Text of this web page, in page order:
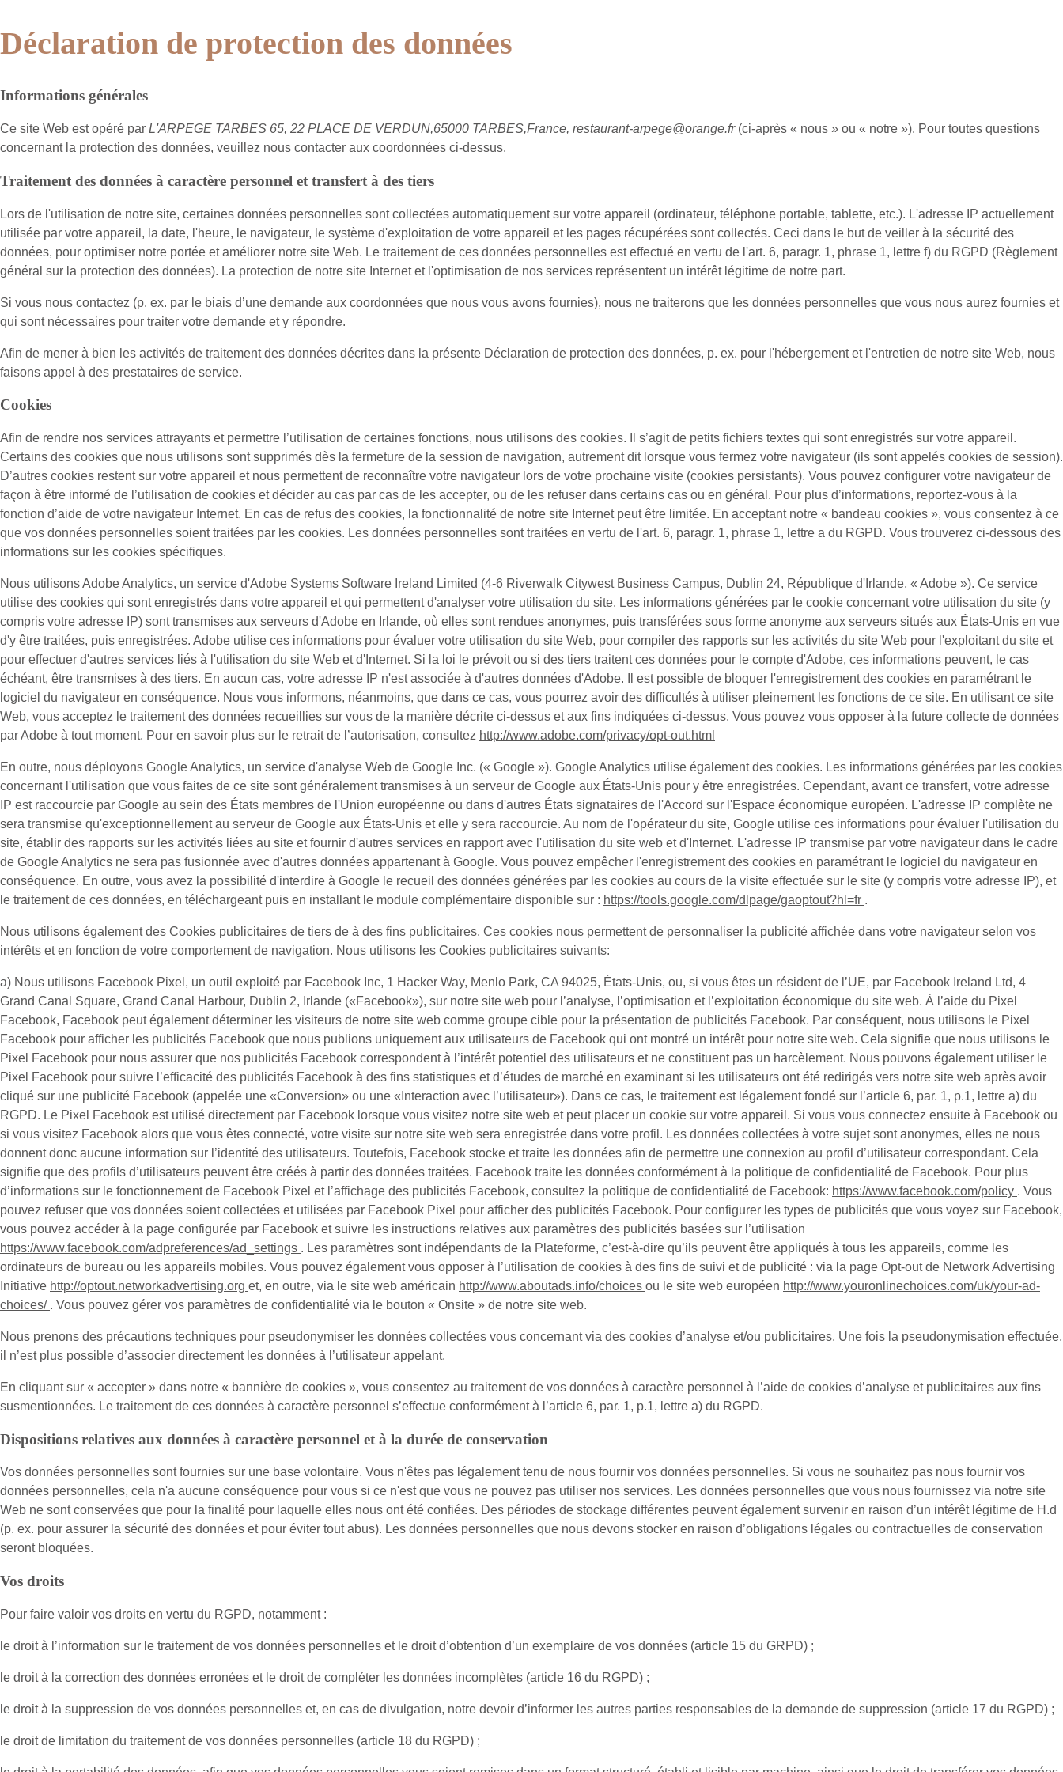
Déclaration de protection des données
Informations générales
Ce site Web est opéré par L'ARPEGE TARBES 65, 22 PLACE DE VERDUN,65000 TARBES,France, restaurant-arpege@orange.fr (ci-après « nous » ou « notre »). Pour toutes questions
concernant la protection des données, veuillez nous contacter aux coordonnées ci-dessus.
Traitement des données à caractère personnel et transfert à des tiers
Lors de l'utilisation de notre site, certaines données personnelles sont collectées automatiquement sur votre appareil (ordinateur, téléphone portable, tablette, etc.). L'adresse IP actuellement
utilisée par votre appareil, la date, l'heure, le navigateur, le système d'exploitation de votre appareil et les pages récupérées sont collectés. Ceci dans le but de veiller à la sécurité des
données, pour optimiser notre portée et améliorer notre site Web. Le traitement de ces données personnelles est effectué en vertu de l'art. 6, paragr. 1, phrase 1, lettre f) du RGPD (Règlement
général sur la protection des données). La protection de notre site Internet et l'optimisation de nos services représentent un intérêt légitime de notre part.
Si vous nous contactez (p. ex. par le biais d’une demande aux coordonnées que nous vous avons fournies), nous ne traiterons que les données personnelles que vous nous aurez fournies et
qui sont nécessaires pour traiter votre demande et y répondre.
Afin de mener à bien les activités de traitement des données décrites dans la présente Déclaration de protection des données, p. ex. pour l'hébergement et l'entretien de notre site Web, nous
faisons appel à des prestataires de service.
Cookies
Afin de rendre nos services attrayants et permettre l’utilisation de certaines fonctions, nous utilisons des cookies. Il s’agit de petits fichiers textes qui sont enregistrés sur votre appareil.
Certains des cookies que nous utilisons sont supprimés dès la fermeture de la session de navigation, autrement dit lorsque vous fermez votre navigateur (ils sont appelés cookies de session).
D’autres cookies restent sur votre appareil et nous permettent de reconnaître votre navigateur lors de votre prochaine visite (cookies persistants). Vous pouvez configurer votre navigateur de
façon à être informé de l’utilisation de cookies et décider au cas par cas de les accepter, ou de les refuser dans certains cas ou en général. Pour plus d’informations, reportez-vous à la
fonction d’aide de votre navigateur Internet. En cas de refus des cookies, la fonctionnalité de notre site Internet peut être limitée. En acceptant notre « bandeau cookies », vous consentez à ce
que vos données personnelles soient traitées par les cookies. Les données personnelles sont traitées en vertu de l'art. 6, paragr. 1, phrase 1, lettre a du RGPD. Vous trouverez ci-dessous des
informations sur les cookies spécifiques.
Nous utilisons Adobe Analytics, un service d'Adobe Systems Software Ireland Limited (4-6 Riverwalk Citywest Business Campus, Dublin 24, République d'Irlande, « Adobe »). Ce service
utilise des cookies qui sont enregistrés dans votre appareil et qui permettent d'analyser votre utilisation du site. Les informations générées par le cookie concernant votre utilisation du site (y
compris votre adresse IP) sont transmises aux serveurs d'Adobe en Irlande, où elles sont rendues anonymes, puis transférées sous forme anonyme aux serveurs situés aux États-Unis en vue
d'y être traitées, puis enregistrées. Adobe utilise ces informations pour évaluer votre utilisation du site Web, pour compiler des rapports sur les activités du site Web pour l'exploitant du site et
pour effectuer d'autres services liés à l'utilisation du site Web et d'Internet. Si la loi le prévoit ou si des tiers traitent ces données pour le compte d'Adobe, ces informations peuvent, le cas
échéant, être transmises à des tiers. En aucun cas, votre adresse IP n'est associée à d'autres données d'Adobe. Il est possible de bloquer l'enregistrement des cookies en paramétrant le
logiciel du navigateur en conséquence. Nous vous informons, néanmoins, que dans ce cas, vous pourrez avoir des difficultés à utiliser pleinement les fonctions de ce site. En utilisant ce site
Web, vous acceptez le traitement des données recueillies sur vous de la manière décrite ci-dessus et aux fins indiquées ci-dessus. Vous pouvez vous opposer à la future collecte de données
par Adobe à tout moment. Pour en savoir plus sur le retrait de l’autorisation, consultez http://www.adobe.com/privacy/opt-out.html
En outre, nous déployons Google Analytics, un service d'analyse Web de Google Inc. (« Google »). Google Analytics utilise également des cookies. Les informations générées par les cookies
concernant l'utilisation que vous faites de ce site sont généralement transmises à un serveur de Google aux États-Unis pour y être enregistrées. Cependant, avant ce transfert, votre adresse
IP est raccourcie par Google au sein des États membres de l'Union européenne ou dans d'autres États signataires de l'Accord sur l'Espace économique européen. L'adresse IP complète ne
sera transmise qu'exceptionnellement au serveur de Google aux États-Unis et elle y sera raccourcie. Au nom de l'opérateur du site, Google utilise ces informations pour évaluer l'utilisation du
site, établir des rapports sur les activités liées au site et fournir d'autres services en rapport avec l'utilisation du site web et d'Internet. L'adresse IP transmise par votre navigateur dans le cadre
de Google Analytics ne sera pas fusionnée avec d'autres données appartenant à Google. Vous pouvez empêcher l'enregistrement des cookies en paramétrant le logiciel du navigateur en
conséquence. En outre, vous avez la possibilité d'interdire à Google le recueil des données générées par les cookies au cours de la visite effectuée sur le site (y compris votre adresse IP), et
le traitement de ces données, en téléchargeant puis en installant le module complémentaire disponible sur : https://tools.google.com/dlpage/gaoptout?hl=fr .
Nous utilisons également des Cookies publicitaires de tiers de à des fins publicitaires. Ces cookies nous permettent de personnaliser la publicité affichée dans votre navigateur selon vos
intérêts et en fonction de votre comportement de navigation. Nous utilisons les Cookies publicitaires suivants:
a) Nous utilisons Facebook Pixel , un outil exploité par Facebook Inc, 1 Hacker Way, Menlo Park, CA 94025, États-Unis, ou, si vous êtes un résident de l’UE, par Facebook Ireland Ltd, 4
Grand Canal Square, Grand Canal Harbour, Dublin 2, Irlande («Facebook»), sur notre site web pour l’analyse, l’optimisation et l’exploitation économique du site web. À l’aide du Pixel
Facebook, Facebook peut également déterminer les visiteurs de notre site web comme groupe cible pour la présentation de publicités Facebook. Par conséquent, nous utilisons le Pixel
Facebook pour afficher les publicités Facebook que nous publions uniquement aux utilisateurs de Facebook qui ont montré un intérêt pour notre site web. Cela signifie que nous utilisons le
Pixel Facebook pour nous assurer que nos publicités Facebook correspondent à l’intérêt potentiel des utilisateurs et ne constituent pas un harcèlement. Nous pouvons également utiliser le
Pixel Facebook pour suivre l’efficacité des publicités Facebook à des fins statistiques et d’études de marché en examinant si les utilisateurs ont été redirigés vers notre site web après avoir
cliqué sur une publicité Facebook (appelée une «Conversion» ou une « Interaction avec l’utilisateur»). Dans ce cas, le traitement est légalement fondé sur l’article 6, par. 1, p.1, lettre a) du
RGPD. Le Pixel Facebook est utilisé directement par Facebook lorsque vous visitez notre site web et peut placer un cookie sur votre appareil. Si vous vous connectez ensuite à Facebook ou
si vous visitez Facebook alors que vous êtes connecté, votre visite sur notre site web sera enregistrée dans votre profil. Les données collectées à votre sujet sont anonymes, elles ne nous
donnent donc aucune information sur l’identité des utilisateurs. Toutefois, Facebook stocke et traite les données afin de permettre une connexion au profil d’utilisateur correspondant. Cela
signifie que des profils d’utilisateurs peuvent être créés à partir des données traitées. Facebook traite les données conformément à la politique de confidentialité de Facebook. Pour plus
d’informations sur le fonctionnement de Facebook Pixel et l’affichage des publicités Facebook, consultez la politique de confidentialité de Facebook: https://www.facebook.com/policy . Vous
pouvez refuser que vos données soient collectées et utilisées par Facebook Pixel pour afficher des publicités Facebook. Pour configurer les types de publicités que vous voyez sur Facebook,
vous pouvez accéder à la page configurée par Facebook et suivre les instructions relatives aux paramètres des publicités basées sur l’utilisation
https://www.facebook.com/adpreferences/ad_settings . Les paramètres sont indépendants de la Plateforme, c’est-à-dire qu’ils peuvent être appliqués à tous les appareils, comme les
ordinateurs de bureau ou les appareils mobiles. Vous pouvez également vous opposer à l’utilisation de cookies à des fins de suivi et de publicité : via la page Opt-out de Network Advertising
Initiative http://optout.networkadvertising.org et, en outre, via le site web américain http://www.aboutads.info/choices ou le site web européen http://www.youronlinechoices.com/uk/your-ad-
choices/ . Vous pouvez gérer vos paramètres de confidentialité via le bouton « Onsite » de notre site web.
Nous prenons des précautions techniques pour pseudonymiser les données collectées vous concernant via des cookies d’analyse et/ou publicitaires. Une fois la pseudonymisation effectuée,
il n’est plus possible d’associer directement les données à l’utilisateur appelant.
En cliquant sur « accepter » dans notre « bannière de cookies », vous consentez au traitement de vos données à caractère personnel à l’aide de cookies d’analyse et publicitaires aux fins
susmentionnées. Le traitement de ces données à caractère personnel s’effectue conformément à l’article 6, par. 1, p.1, lettre a) du RGPD.
Dispositions relatives aux données à caractère personnel et à la durée de conservation
Vos données personnelles sont fournies sur une base volontaire. Vous n'êtes pas légalement tenu de nous fournir vos données personnelles. Si vous ne souhaitez pas nous fournir vos
données personnelles, cela n'a aucune conséquence pour vous si ce n'est que vous ne pouvez pas utiliser nos services. Les données personnelles que vous nous fournissez via notre site
Web ne sont conservées que pour la finalité pour laquelle elles nous ont été confiées. Des périodes de stockage différentes peuvent également survenir en raison d’un intérêt légitime de H.d
(p. ex. pour assurer la sécurité des données et pour éviter tout abus). Les données personnelles que nous devons stocker en raison d’obligations légales ou contractuelles de conservation
seront bloquées.
Vos droits
Pour faire valoir vos droits en vertu du RGPD, notamment :
le droit à l’information sur le traitement de vos données personnelles et le droit d’obtention d’un exemplaire de vos données (article 15 du GRPD) ;
le droit à la correction des données erronées et le droit de compléter les données incomplètes (article 16 du RGPD) ;
le droit à la suppression de vos données personnelles et, en cas de divulgation, notre devoir d’informer les autres parties responsables de la demande de suppression (article 17 du RGPD) ;
le droit de limitation du traitement de vos données personnelles (article 18 du RGPD) ;